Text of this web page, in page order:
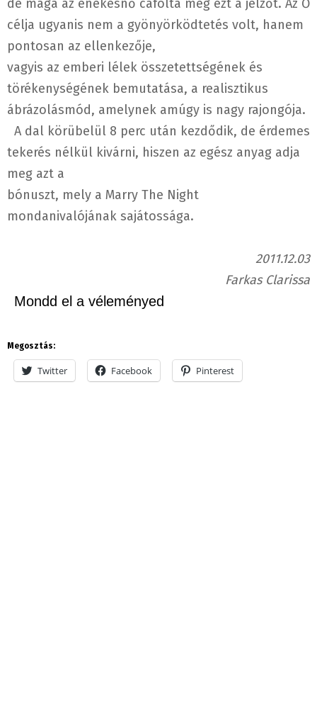
de maga az énekesnő cáfolta meg ezt a jelzőt. Az Ő
célja ugyanis nem a gyönyörködtetés volt, hanem
pontosan az ellenkezője,
vagyis az emberi lélek összetettségének és
törékenységének bemutatása, a realisztikus
ábrázolásmód, amelynek amúgy is nagy rajongója.
A dal körübelül 8 perc után kezdődik, de érdemes
tekerés nélkül kivárni, hiszen az egész anyag adja
meg azt a
bónuszt, mely a Marry The Night
mondanivalójának sajátossága.
2011.12.03
Farkas Clarissa
Mondd el a véleményed
Megosztás:
Twitter Facebook Pinterest